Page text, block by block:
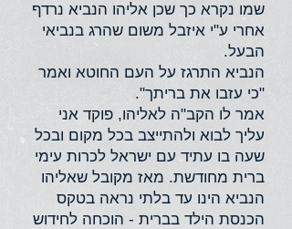
שמו נקרא כך שכן אליהו הנביא נרדף
אחרי ע"י איזבל משום שהרג בנביאי
הבעל.
הנביא התרגז על העם החוטא ואמר
"כי עזבו את בריתך".
אמר לו הקב"ה לאליהו, פוקד אני
עליך לבוא ולהתייצב בכל מקום ובכל
שעה בו עתיד עם ישראל לכרות עימי
ברית מחודשת. מאז מקובל שאליהו
הנביא הינו עד בלתי נראה בטקס
הכנסת הילד בברית - הוכחה לחידוש